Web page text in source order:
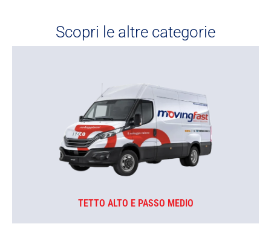
Scopri le altre categorie
TETTO ALTO E PASSO MEDIO